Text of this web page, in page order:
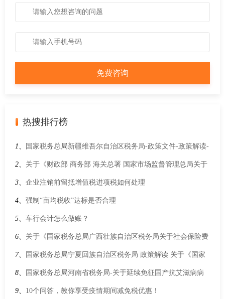
热搜排行榜
1、 国家税务总局新疆维吾尔自治区税务局-政策文件-政策解读-
关于《国家税务总局关于公布全文和部分条款失效废止的税务
规范性文件目录的公告》的解读
2、 关于《财政部 商务部 海关总署 国家市场监督管理总局关于
应征国内环节税货物出口优化服务 规范管理有关事项的公告》
的解读
3、 企业注销前留抵增值税进项税如何处理
4、 强制“亩均税收”达标是否合理
5、 车行会计怎么做账？
6、 关于《国家税务总局广西壮族自治区税务局关于社会保险费
文书电子送达的公告》 的政策解读
7、 国家税务总局宁夏回族自治区税务局 政策解读 关于《国家
税务总局关于黄金有关税收征管事项的公告》的解读
8、 国家税务总局河南省税务局-关于延续免征国产抗艾滋病病
毒药品增值税政策的公告
9、 10个问答，教你享受疫情期间减免税优惠！